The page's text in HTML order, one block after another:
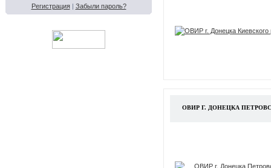
Регистрация| Забыли пароль?
ОВИР Г. ДОНЕЦКА